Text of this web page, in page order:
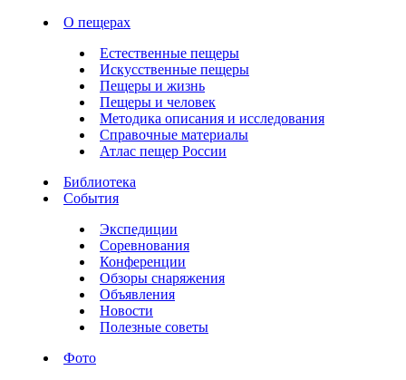
О пещерах
Естественные пещеры
Искусственные пещеры
Пещеры и жизнь
Пещеры и человек
Методика описания и исследования
Справочные материалы
Атлас пещер России
Библиотека
События
Экспедиции
Соревнования
Конференции
Обзоры снаряжения
Объявления
Новости
Полезные советы
Фото